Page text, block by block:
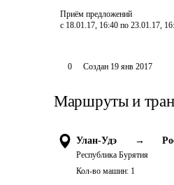
Приём предложений
с 18.01.17, 16:40 по 23.01.17,
0 Создан 19 янв 2017
Маршруты и
Улан-Удэ →
Республика Бурятия
Кол-во машин: 1